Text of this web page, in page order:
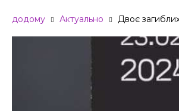
додому Актуально Двоє